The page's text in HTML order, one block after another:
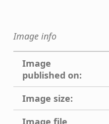
Image info
Image
published on:
Image size:
Image file